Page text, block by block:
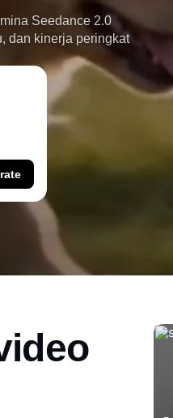
Seedance 2.0
dan kinerja peringkat